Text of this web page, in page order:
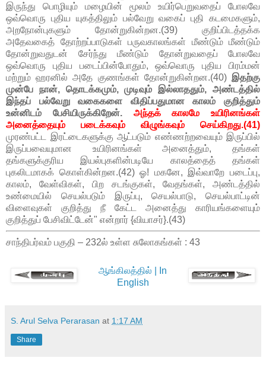
இருந்து பொழியும் மழையின் மூலம் உயிர்பெறுவதைப் போலவே
ஒவ்வொரு புதிய யுகத்திலும் பல்வேறு வகைப் புதி கடமைகளும்,
அறநோன்புகளும் தோன்றுகின்றன.(39) குறிப்பிடத்தக்க
அதேவகைத் தோற்றப்பாடுகள் பருவகாலங்கள் மீண்டும் மீண்டும்
தோன்றுவதுடன் சேர்ந்து மீண்டும் தோன்றுவதைப் போலவே
ஒவ்வொரு புதிய படைப்பின்போதும், ஒவ்வொரு புதிய பிரம்மன்
மற்றும் ஹரனில் அதே குணங்கள் தோன்றுகின்றன.(40) இதற்கு
முன்பே நான், தொடக்கமும், முடிவும் இல்லாததும், அண்டத்தில்
இந்தப் பல்வேறு வகைகளை விதிப்பதுமான காலம் குறித்தும்
உன்னிடம் பேசியிருக்கிறேன்.
அந்தக் காலமே உயிரினங்கள்
அனைத்தையும் படைக்கவும் விழுங்கவும் செய்கிறது.(41)
முரண்பட்ட இரட்டைகளுக்கு ஆட்படும் எண்ணற்றவையும் இருப்பில்
இருப்பவையுமான உயிரினங்கள் அனைத்தும், தங்கள்
தங்களுக்குரிய இயல்புகளின்படியே காலத்தைத் தங்கள்
புகலிடமாகக் கொள்கின்றன.(42) ஓ! மகனே, இவ்வாறே படைப்பு,
காலம், வேள்விகள், பிற சடங்குகள், வேதங்கள், அண்டத்தில்
உண்மையில் செயல்படும் இருப்பு, செயல்பாடு, செயல்பாட்டின்
விளைவுகள் குறித்து நீ கேட்ட அனைத்து காரியங்களையும்
குறித்துப் பேசிவிட்டேன்" என்றார் {வியாசர்}.(43)
சாந்திபர்வம் பகுதி – 232ல் உள்ள சுலோகங்கள் : 43
ஆங்கிலத்தில் | In
English
S. Arul Selva Perarasan at 1:17 AM
Share